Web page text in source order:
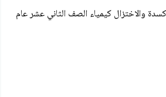
والاختزال كيمياء الصف الثاني عشر عام